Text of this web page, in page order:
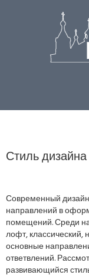
Стиль
Современный
направлений в
помещений. Среди
лофт, классический,
основные
ответвлений.
развивающийся